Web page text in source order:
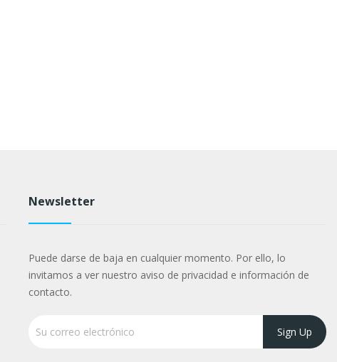
Newsletter
Puede darse de baja en cualquier momento. Por ello, lo
invitamos a ver nuestro aviso de privacidad e información de
contacto.